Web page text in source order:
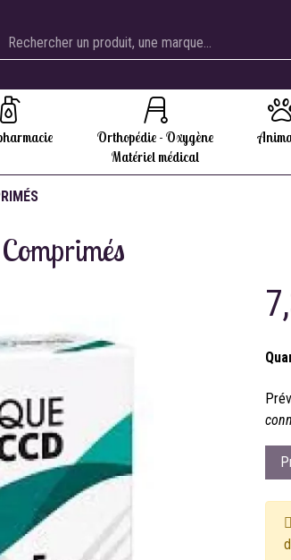
Orthopédie - Oxygène
Matériel médical